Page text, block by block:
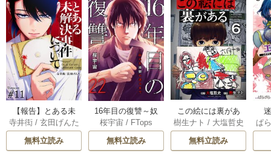
【報告】とある未
解決事件について 1
1巻
寺井衒/ 玄田げんた
無料立読み
16年目の復讐～奴
らを地獄に送るま
で 22巻
桜宇宙 / FTops
無料立読み
この絵には裏があ
る 6巻
樹生ナト / 大塩哲史
無料立読み
ぱ